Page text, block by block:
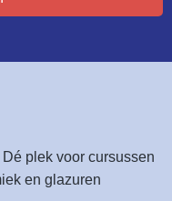
Dé plek voor cursussen
en glazuren